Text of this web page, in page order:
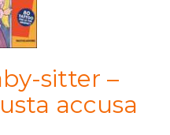
sitter –
accusa